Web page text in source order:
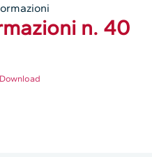
n. 40
Download